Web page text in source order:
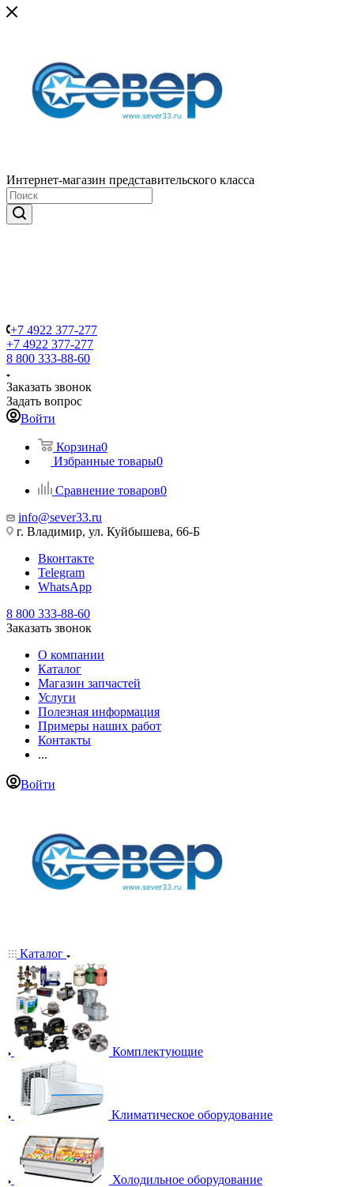
Интернет-магазин представительского класса
+7 4922 377-277
+7 4922 377-277
8 800 333-88-60
Заказать звонок
Задать вопрос
Войти
Корзина0
Избранные товары0
Сравнение товаров0
info@sever33.ru
г. Владимир, ул. Куйбышева, 66-Б
Вконтакте
Telegram
WhatsApp
8 800 333-88-60
Заказать звонок
О компании
Каталог
Магазин запчастей
Услуги
Полезная информация
Примеры наших работ
Контакты
...
Войти
Каталог
Комплектующие
Климатическое оборудование
Холодильное оборудование